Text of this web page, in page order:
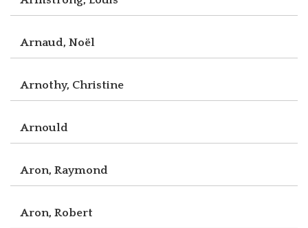
Arnaud, Noël
Arnothy, Christine
Arnould
Aron, Raymond
Aron, Robert